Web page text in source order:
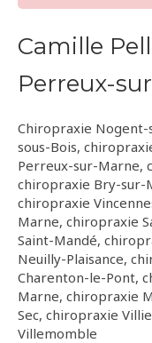
Camille
Perreux-
Chiropraxie Nogent-
sous-Bois,
Perreux-sur-Marne,
chiropraxie Bry-sur-
chiropraxie
Marne, chiropraxie
Saint-Mandé,
Neuilly-Plaisance,
Charenton-le-Pont,
Marne, chiropraxie
Sec, chiropraxie
Villemomble